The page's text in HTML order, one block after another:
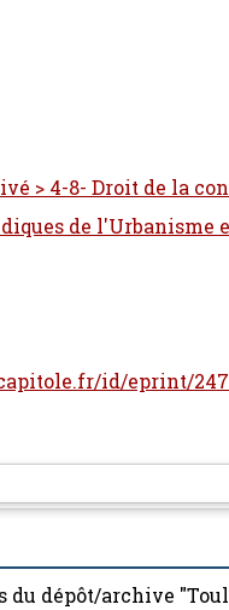
> 4-8- Droit de la
de l'Urbanisme
id/eprint/
dépôt/archive